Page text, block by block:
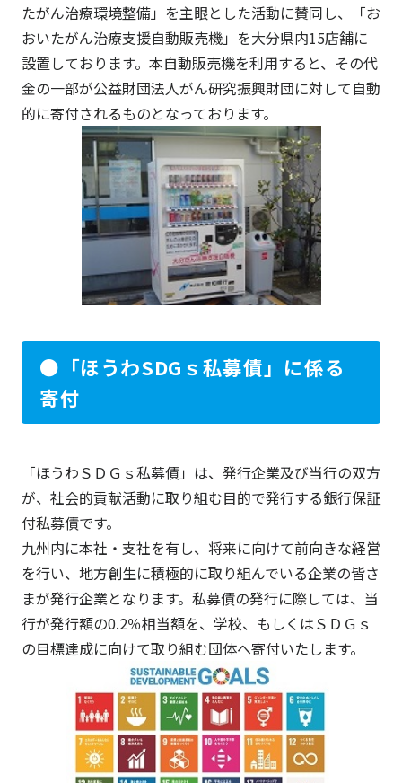
たがん治療環境整備」を主眼とした活動に賛同し、「お
おいたがん治療支援自動販売機」を大分県内15店舗に
設置しております。本自動販売機を利用すると、その代
金の一部が公益財団法人がん研究振興財団に対して自動
的に寄付されるものとなっております。
●「ほうわSDGｓ私募債」に係る
寄付
「ほうわＳＤＧｓ私募債」は、発行企業及び当行の双方
が、社会的貢献活動に取り組む目的で発行する銀行保証
付私募債です。
九州内に本社・支社を有し、将来に向けて前向きな経営
を行い、地方創生に積極的に取り組んでいる企業の皆さ
まが発行企業となります。私募債の発行に際しては、当
行が発行額の0.2％相当額を、学校、もしくはＳＤＧｓ
の目標達成に向けて取り組む団体へ寄付いたします。